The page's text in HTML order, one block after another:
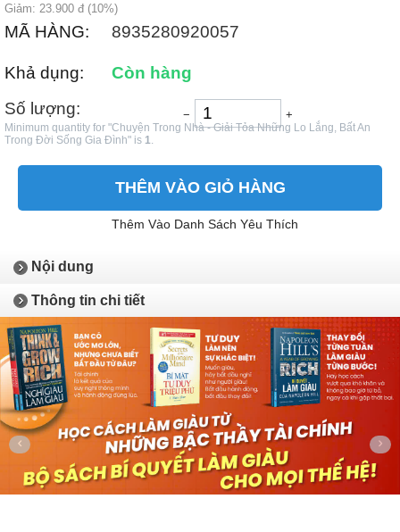
Giảm: 23.900 đ (10%)
MÃ HÀNG: 8935280920057
Khả dụng:
Còn hàng
Số lượng:
− +
Minimum quantity for "Chuyện Trong Nhà - Giải Tỏa Những Lo Lắng, Bất An
Trong Đời Sống Gia Đình" is 1.
THÊM VÀO GIỎ HÀNG
Thêm Vào Danh Sách Yêu Thích
Nội dung
Thông tin chi tiết